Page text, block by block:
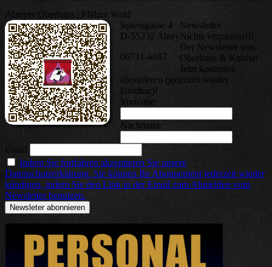
Alzeyer Oberhaus | Pfälzer Wald
Spiessgasse 4
D-55232 Alzey
06731-6687
Newsletter
Nichts verpassen!!!
Der Newsletter von
Oberhaus & Kubba!
Jetzt kostenlos
abonnieren (jederzeit wieder
kündbar)!
Vorname
Nachname
Email
Indem Sie fortfahren akzeptieren Sie unsere
Datenschutzerklärung. Sie können Ihr Abonnement jederzeit wieder
kündigen, indem Sie den Link in der Email zum Abmelden vom
Newsletter benutzen.